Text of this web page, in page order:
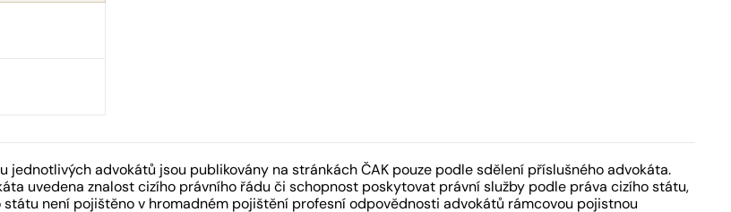
jednotlivých advokátů jsou publikovány na stránkách ČAK pouze podle sdělení příslušného advokáta.
uvedena znalost cizího právního řádu či schopnost poskytovat právní služby podle práva cizího státu,
není pojištěno v hromadném pojištění profesní odpovědnosti advokátů rámcovou pojistnou